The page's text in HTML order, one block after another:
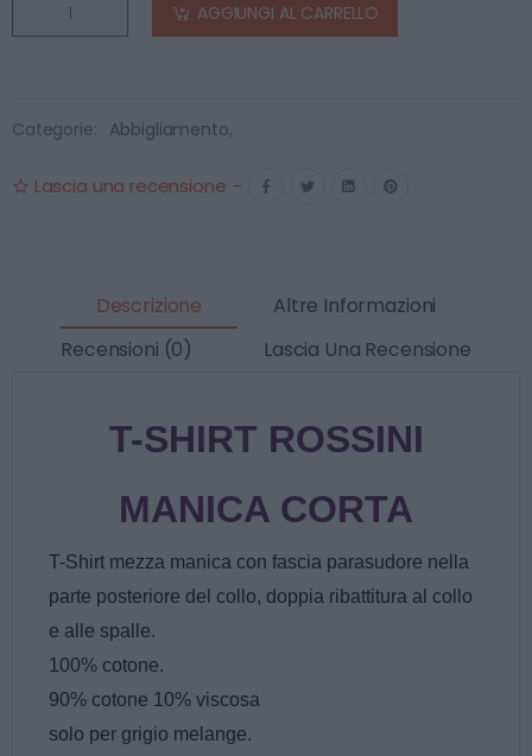
AGGIUNGI AL CARRELLO
Categorie: Abbigliamento,
Lascia una recensione -
Descrizione
Altre Informazioni
Recensioni (0)
Lascia Una Recensione
T-SHIRT ROSSINI
MANICA CORTA
T-Shirt mezza manica con fascia parasudore nella
parte posteriore del collo, doppia ribattitura al collo
e alle spalle.
100% cotone.
90% cotone 10% viscosa
solo per grigio melange.